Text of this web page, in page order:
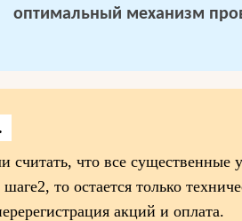
оптимальный механизм
считать, что все
то остается только
акций и оплата.